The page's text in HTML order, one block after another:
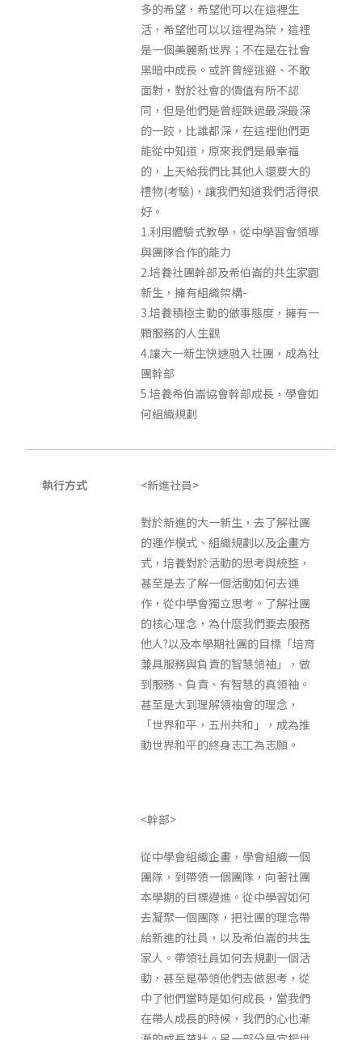
多的希望，希望他可以在這裡生
活，希望他可以以這裡為榮，這裡
是一個美麗新世界；不在是在社會
黑暗中成長。或許曾經逃避、不敢
面對，對於社會的價值有所不認
同，但是他們是曾經跌過最深最深
的一跤，比誰都深，在這裡他們更
能從中知道，原來我們是最幸福
的，上天給我們比其他人還要大的
禮物(考驗)，讓我們知道我們活得很
好。
1.利用體驗式教學，從中學習會領導
與團隊合作的能力
2.培養社團幹部及希伯崙的共生家園
新生，擁有組織架構-
3.培養積極主動的做事態度，擁有一
顆服務的人生觀
4.讓大一新生快速融入社團，成為社
團幹部
5.培養希伯崙協會幹部成長，學會如
何組織規劃
執行方式 <新進社員>
對於新進的大一新生，去了解社團
的運作模式、組織規劃以及企畫方
式，培養對於活動的思考與統整，
甚至是去了解一個活動如何去運
作，從中學會獨立思考。了解社團
的核心理念，為什麼我們要去服務
他人?以及本學期社團的目標「培育
兼具服務與負責的智慧領袖」，做
到服務、負責、有智慧的真領袖。
甚至是大到理解領袖會的理念，
「世界和平，五州共和」，成為推
動世界和平的終身志工為志願。
<幹部>
從中學會組織企畫，學會組織一個
團隊，到帶領一個團隊，向著社團
本學期的目標邁進。從中學習如何
去凝聚一個團隊，把社團的理念帶
給新進的社員，以及希伯崙的共生
家人。帶領社員如何去規劃一個活
動，甚至是帶領他們去做思考，從
中了他們當時是如何成長，當我們
在帶人成長的時候，我們的心也漸